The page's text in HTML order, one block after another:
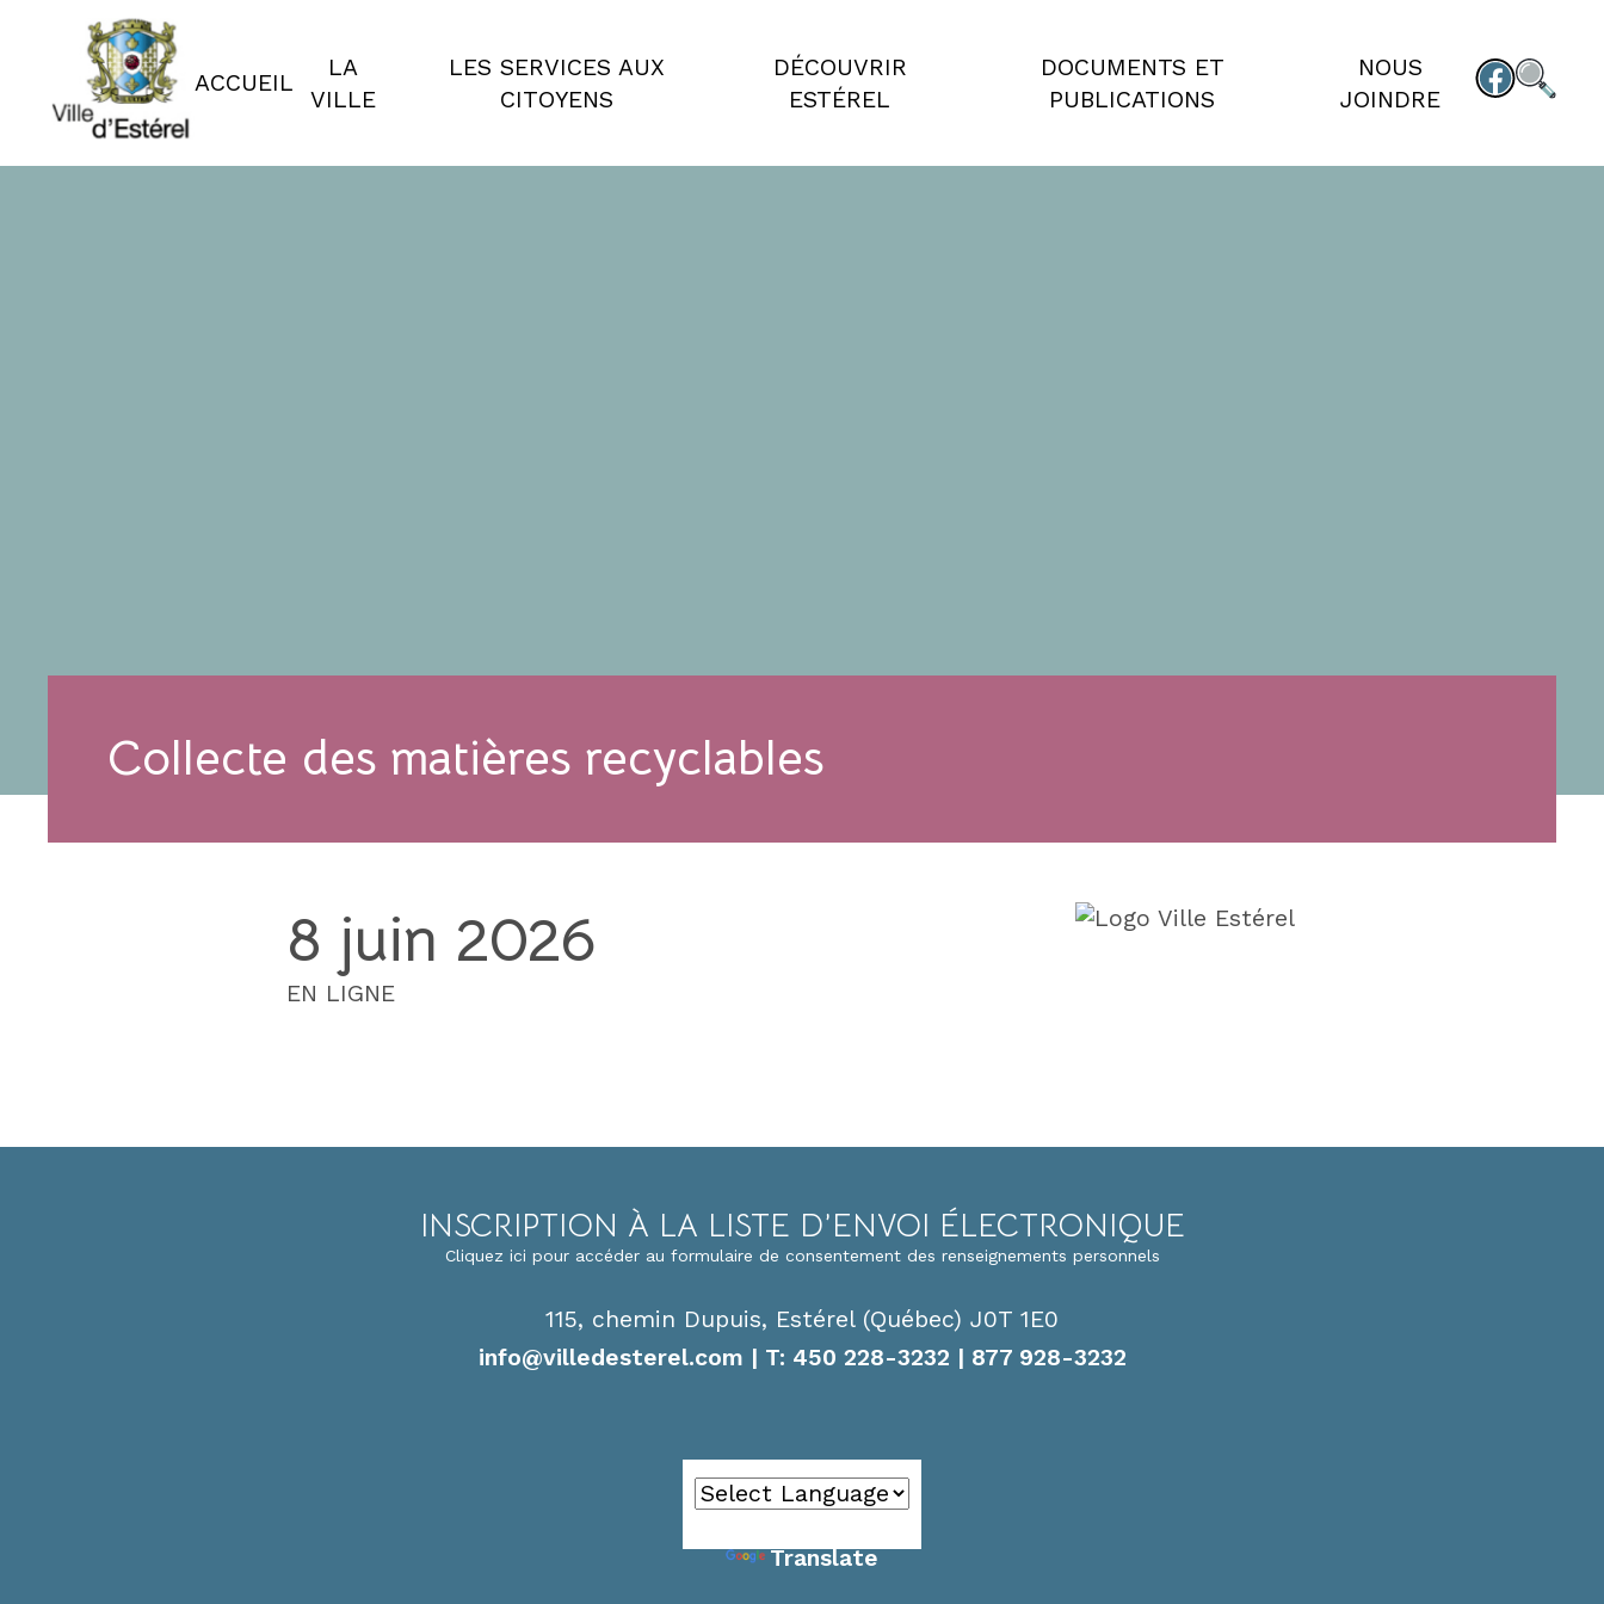
ACCUEIL
LA
VILLE
LES SERVICES AUX
CITOYENS
DÉCOUVRIR
ESTÉREL
DOCUMENTS ET
PUBLICATIONS
NOUS
JOINDRE
Collecte des matières recyclables
8 juin 2026
EN LIGNE
INSCRIPTION À LA LISTE D’ENVOI ÉLECTRONIQUE
Cliquez ici pour accéder au formulaire de consentement des renseignements personnels
115, chemin Dupuis, Estérel (Québec) J0T 1E0
info@villedesterel.com | T: 450 228-3232 | 877 928-3232
Translate